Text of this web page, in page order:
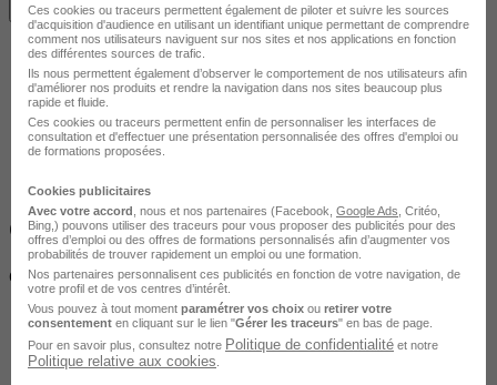
Voir les localités
Objectifs
Objectifs généraux :
Organiser et animer une activité subaquatique (apnée, nage
avec palmes, scaphandre, randonnée subaquatique, long-côte)
pour des personnes atteintes de pathologie chronique sur
Ces cookies ou traceurs permettent également de piloter et suivre les sources
d'acquisition d'audience en utilisant un identifiant unique permettant de comprendre
comment nos utilisateurs naviguent sur nos sites et nos applications en fonction
des différentes sources de trafic.
Ils nous permettent également d’observer le comportement de nos utilisateurs afin
d'améliorer nos produits et rendre la navigation dans nos sites beaucoup plus
rapide et fluide.
Ces cookies ou traceurs permettent enfin de personnaliser les interfaces de
consultation et d'effectuer une présentation personnalisée des offres d'emploi ou
de formations proposées.
Cookies publicitaires
Avec votre accord , nous et nos partenaires (Facebook, Google Ads , Critéo,
Bing,) pouvons utiliser des traceurs pour vous proposer des publicités pour des
offres d’emploi ou des offres de formations personnalisés afin d’augmenter vos
probabilités de trouver rapidement un emploi ou une formation.
Nos partenaires personnalisent ces publicités en fonction de votre navigation, de
votre profil et de vos centres d’intérêt.
Vous pouvez à tout moment paramétrer vos choix ou retirer votre
consentement en cliquant sur le lien "Gérer les traceurs" en bas de page.
Pour en savoir plus, consultez notre Politique de confidentialité et notre
Politique relative aux cookies